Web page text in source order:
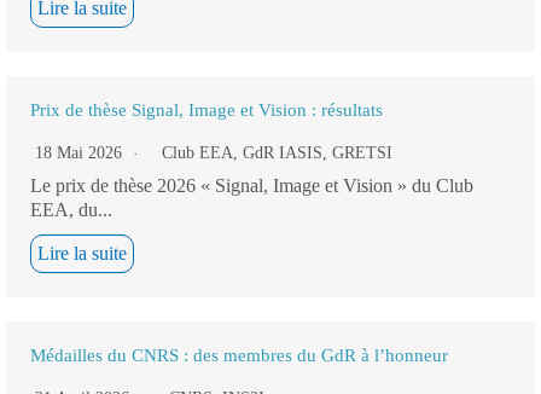
Lire la suite
Prix de thèse Signal, Image et Vision : résultats
18 Mai 2026 Club EEA, GdR IASIS, GRETSI
Le prix de thèse 2026 « Signal, Image et Vision » du Club
EEA, du...
Lire la suite
Médailles du CNRS : des membres du GdR à l’honneur